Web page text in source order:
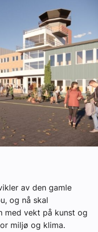
av den gamle
og nå skal
med vekt på kunst og
miljø og klima.